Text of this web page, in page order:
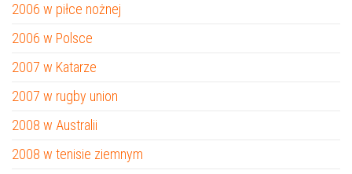
2006 w piłce nożnej
2006 w Polsce
2007 w Katarze
2007 w rugby union
2008 w Australii
2008 w tenisie ziemnym